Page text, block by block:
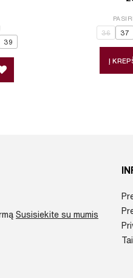
39
36 37
Į
Susisiekite su mumis